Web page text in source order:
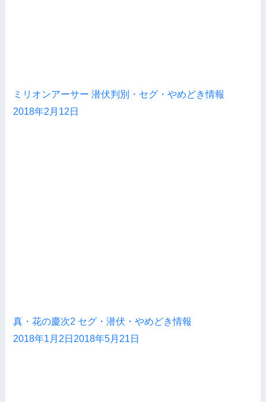
ミリオンアーサー 潜伏判別・セグ・やめどき情報
2018年2月12日
真・花の慶次2 セグ・潜伏・やめどき情報
2018年1月2日 2018年5月21日